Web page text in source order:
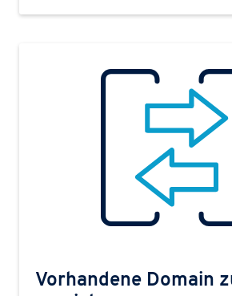
Vorhandene Domain